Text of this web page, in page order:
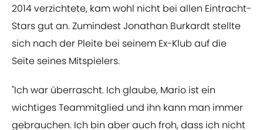
2014 verzichtete, kam wohl nicht bei allen Eintracht-
Stars gut an. Zumindest Jonathan Burkardt stellte
sich nach der Pleite bei seinem Ex-Klub auf die
Seite seines Mitspielers.
"Ich war überrascht. Ich glaube, Mario ist ein
wichtiges Teammitglied und ihn kann man immer
gebrauchen. Ich bin aber auch froh, dass ich nicht